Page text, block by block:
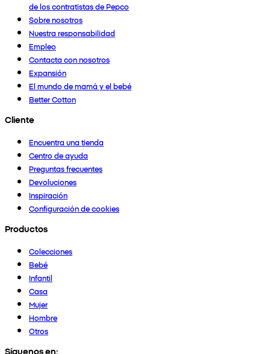
de los contratistas de Pepco
Sobre nosotros
Nuestra responsabilidad
Empleo
Contacta con nosotros
Expansión
El mundo de mamá y el bebé
Better Cotton
Cliente
Encuentra una tienda
Centro de ayuda
Preguntas frecuentes
Devoluciones
Inspiración
Configuración de cookies
Productos
Colecciones
Bebé
Infantil
Casa
Mujer
Hombre
Otros
Síguenos en: